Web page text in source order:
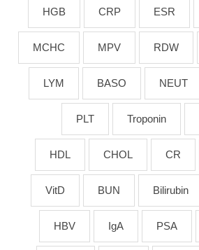
ESR
CRP
HGB
RDW
MPV
MCHC
NEUT
BASO
LYM
Troponin
PLT
CR
CHOL
HDL
Bilirubin
BUN
VitD
PSA
IgA
HBV